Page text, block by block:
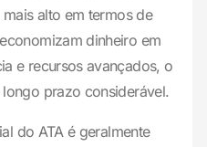
alto em termos de
dinheiro em
e recursos avançados, o
prazo considerável.
do ATA é geralmente